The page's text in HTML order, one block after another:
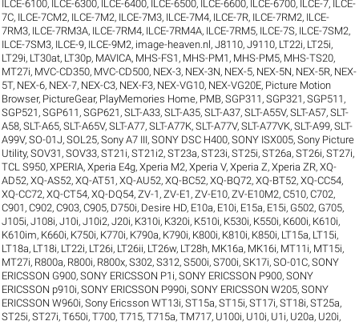
ILCE-6100, ILCE-6300, ILCE-6400, ILCE-6500, ILCE-6600, ILCE-6700, ILCE-7, ILCE-
7C, ILCE-7CM2, ILCE-7M2, ILCE-7M3, ILCE-7M4, ILCE-7R, ILCE-7RM2, ILCE-
7RM3, ILCE-7RM3A, ILCE-7RM4, ILCE-7RM4A, ILCE-7RM5, ILCE-7S, ILCE-7SM2,
ILCE-7SM3, ILCE-9, ILCE-9M2, image-heaven.nl,J8110,J9110, LT22i, LT25i,
LT29i, LT30at, LT30p, MAVICA, MHS-FS1 , MHS-PM1 , MHS-PM5, MHS-TS20,
MT27i, MVC-CD350, MVC-CD500, NEX-3, NEX-3N, NEX-5, NEX-5N, NEX-5R, NEX-
5T, NEX-6, NEX-7, NEX-C3, NEX-F3, NEX-VG10, NEX-VG20E, Picture Motion
Browser, PictureGear, PlayMemories Home, PMB,SGP311 ,SGP321 ,SGP511 ,
SGP521 ,SGP611 ,SGP621 ,SLT-A33,SLT-A35,SLT-A37,SLT-A55V,SLT-A57,SLT-
A58,SLT-A65,SLT-A65V,SLT-A77,SLT-A77K,SLT-A77V,SLT-A77VK,SLT-A99,SLT-
A99V,SO-01J,SOL25,Sony A7 III,SONY DSC H400,SONY ISX005,Sony Picture
Utility,SOV31 ,SOV33,ST21i,ST21i2,ST23a,ST23i,ST25i,ST26a,ST26i,ST27i,
TCL S950,XPERIA,Xperia E4g,Xperia M2,Xperia V,Xperia Z,Xperia ZR,XQ-
AD52,XQ-AS52,XQ-AT51 ,XQ-AU52,XQ-BC52,XQ-BQ72,XQ-BT52,XQ-CC54,
XQ-CC72,XQ-CT54,XQ-DQ54,ZV-1 ,ZV-E1 ,ZV-E10,ZV-E10M2,C510,C702,
C901 ,C902,C903,C905, D750i, Desire HD, E10a, E10i, E15a, E15i, G502, G705,
J105i,J108i,J10i,J10i2,J20i, K310i, K320i, K510i, K530i, K550i, K600i, K610i,
K610im, K660i, K750i, K770i, K790a, K790i, K800i, K810i, K850i, LT15a, LT15i,
LT18a, LT18i, LT22i, LT26i, LT26ii, LT26w, LT28h, MK16a, MK16i, MT11i, MT15i,
MT27i, R800a, R800i, R800x,S302,S312,S500i,S700i,SK17i,SO-01C,SONY
ERICSSON G900,SONY ERICSSON P1i,SONY ERICSSON P900,SONY
ERICSSON p910i,SONY ERICSSON P990i,SONY ERICSSON W205,SONY
ERICSSON W960i,Sony Ericsson WT13i,ST15a,ST15i,ST17i,ST18i,ST25a,
ST25i,ST27i,T650i,T700,T715,T715a,TM717, U100i, U10i, U1i, U20a, U20i,